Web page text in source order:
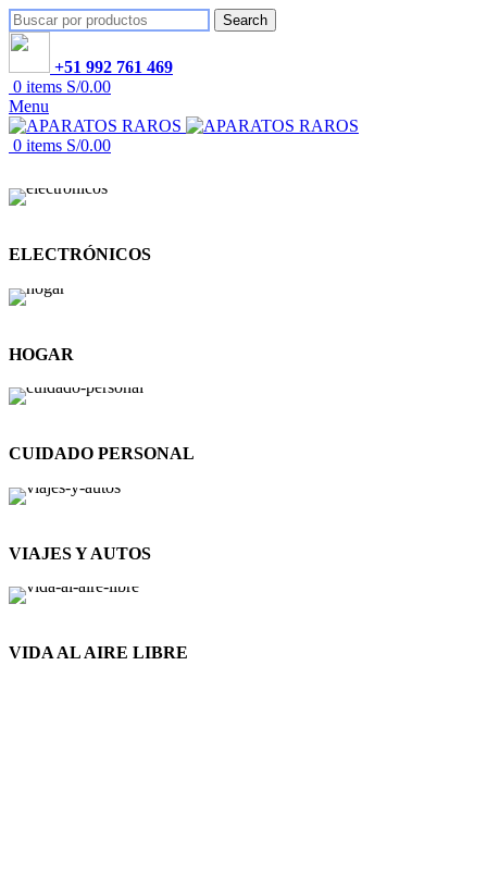
Search
+51 992 761 469
0 items S/0.00
Menu
0 items S/0.00
ELECTRÓNICOS
HOGAR
CUIDADO PERSONAL
VIAJES Y AUTOS
VIDA AL AIRE LIBRE